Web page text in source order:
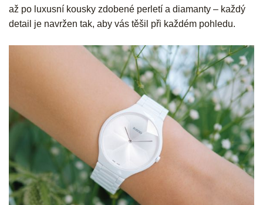
až po luxusní kousky zdobené perletí a diamanty – každý
detail je navržen tak, aby vás těšil při každém pohledu.